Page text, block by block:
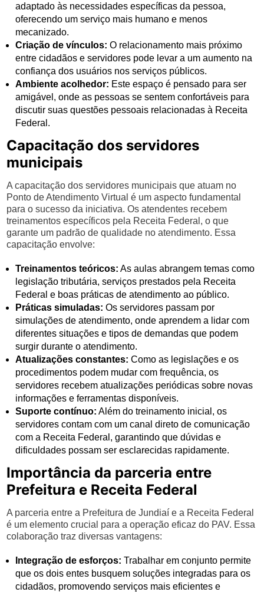
adaptado às necessidades específicas da pessoa,
oferecendo um serviço mais humano e menos
mecanizado.
Criação de vínculos: O relacionamento mais próximo
entre cidadãos e servidores pode levar a um aumento na
confiança dos usuários nos serviços públicos.
Ambiente acolhedor: Este espaço é pensado para ser
amigável, onde as pessoas se sentem confortáveis para
discutir suas questões pessoais relacionadas à Receita
Federal.
Capacitação dos servidores
municipais
A capacitação dos servidores municipais que atuam no
Ponto de Atendimento Virtual é um aspecto fundamental
para o sucesso da iniciativa. Os atendentes recebem
treinamentos específicos pela Receita Federal, o que
garante um padrão de qualidade no atendimento. Essa
capacitação envolve:
Treinamentos teóricos: As aulas abrangem temas como
legislação tributária, serviços prestados pela Receita
Federal e boas práticas de atendimento ao público.
Práticas simuladas: Os servidores passam por
simulações de atendimento, onde aprendem a lidar com
diferentes situações e tipos de demandas que podem
surgir durante o atendimento.
Atualizações constantes: Como as legislações e os
procedimentos podem mudar com frequência, os
servidores recebem atualizações periódicas sobre novas
informações e ferramentas disponíveis.
Suporte contínuo: Além do treinamento inicial, os
servidores contam com um canal direto de comunicação
com a Receita Federal, garantindo que dúvidas e
dificuldades possam ser esclarecidas rapidamente.
Importância da parceria entre
Prefeitura e Receita Federal
A parceria entre a Prefeitura de Jundiaí e a Receita Federal
é um elemento crucial para a operação eficaz do PAV. Essa
colaboração traz diversas vantagens:
Integração de esforços: Trabalhar em conjunto permite
que os dois entes busquem soluções integradas para os
cidadãos, promovendo serviços mais eficientes e